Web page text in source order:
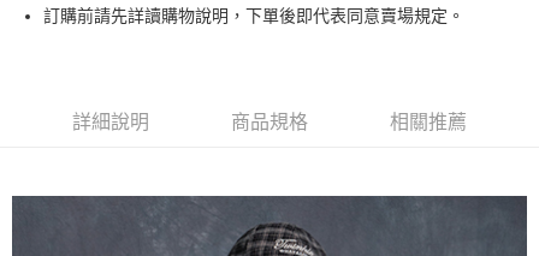
玉山商業銀行
星展（台灣）商業銀行
相關說明
【大哥付你分期使用說明】
流程，驗證手機門號後，選擇欲分期的期數、繳款截止日，確認付款後即完
3.實際核准額度、可分期數及費用金額請依後續交易確認頁面所載為準。
【關於「AFTEE先享後付」】
AFTEE先享後付是「在收到商品之後才付款」的支付方式。 讓您購物簡單
訂購前請先詳讀購物說明，下單後即代表同意賣場規定。
詳細說明 商品規格 相關推薦